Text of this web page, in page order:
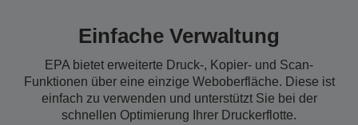
Einfache Verwaltung
EPA bietet erweiterte Druck-, Kopier- und Scan-
Funktionen über eine einzige Weboberfläche. Diese ist
einfach zu verwenden und unterstützt Sie bei der
schnellen Optimierung Ihrer Druckerflotte.